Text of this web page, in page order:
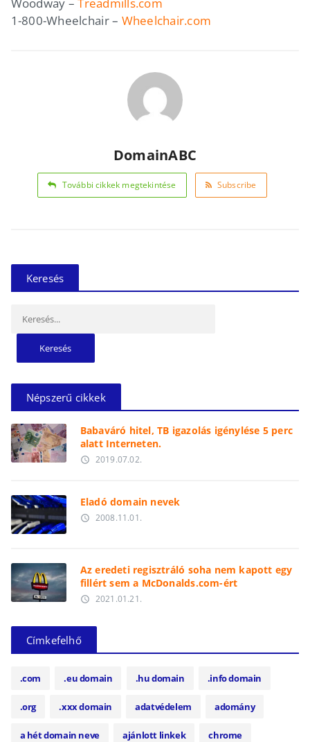
1-800-Wheelchair – Wheelchair.com
DomainABC
További cikkek megtekintése Subscribe
Keresés
Népszerű cikkek
Babaváró hitel, TB igazolás igénylése 5 perc
alatt Interneten.
access_time 2019.07.02.
Eladó domain nevek
access_time 2008.11.01.
Az eredeti regisztráló soha nem kapott egy
fillért sem a McDonalds.com-ért
access_time 2021.01.21.
Címkefelhő
.com .eu domain .hu domain .info domain
.org .xxx domain adatvédelem adomány
a hét domain neve ajánlott linkek chrome